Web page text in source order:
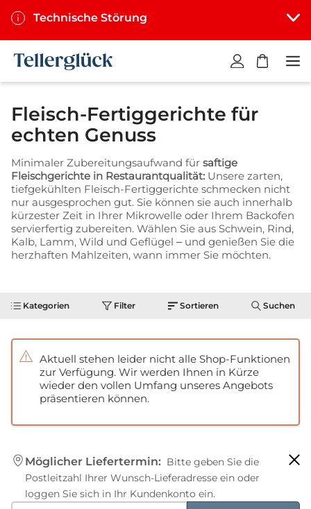
Technische Störung
r
b
i
s
t
r
Fleisch-Fertiggerichte für
echten Genuss
Minimaler Zubereitungsaufwand für saftige
Fleischgerichte in Restaurantqualität: Unsere zarten,
tiefgekühlten Fleisch-Fertiggerichte schmecken nicht
nur ausgesprochen gut. Sie können sie auch innerhalb
kürzester Zeit in Ihrer Mikrowelle oder Ihrem Backofen
servierfertig zubereiten. Wählen Sie aus Schwein, Rind,
Kalb, Lamm, Wild und Geflügel – und genießen Sie die
herzhaften Mahlzeiten, wann immer Sie möchten.
Kategorien Filter Sortieren Suchen
Aktuell stehen leider nicht alle Shop-Funktionen
zur Verfügung. Wir werden Ihnen in Kürze
wieder den vollen Umfang unseres Angebots
präsentieren können.
Möglicher Liefertermin: Bitte geben Sie die
Postleitzahl Ihrer Wunsch-Lieferadresse ein oder
loggen Sie sich in Ihr Kundenkonto ein.